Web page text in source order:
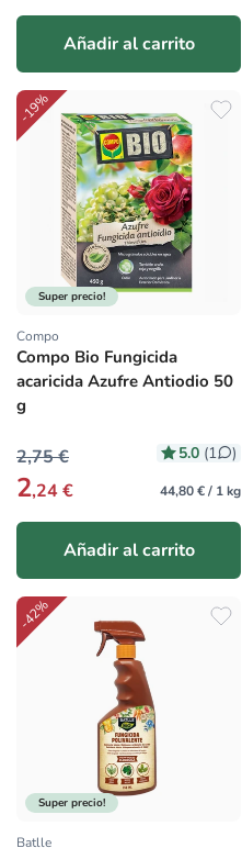
Añadir al carrito
-19%
Super precio!
Proveedor:
Compo
Compo Bio Fungicida
acaricida Azufre Antiodio 50
g
5.0 (1 )
2,75 €
2,24 € 44,80 € / 1 kg
Añadir al carrito
-42%
Super precio!
Batlle